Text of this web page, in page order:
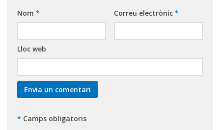
Nom * Correu electrònic *
Lloc web
* Camps obligatoris